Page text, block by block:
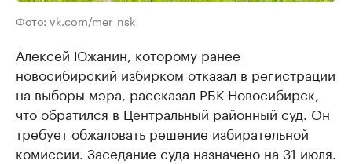
Фото: vk.com/mer_nsk
Алексей Южанин, которому ранее
новосибирский избирком отказал в регистрации
на выборы мэра, рассказал РБК Новосибирск,
что обратился в Центральный районный суд. Он
требует обжаловать решение избирательной
комиссии. Заседание суда назначено на 31 июля.